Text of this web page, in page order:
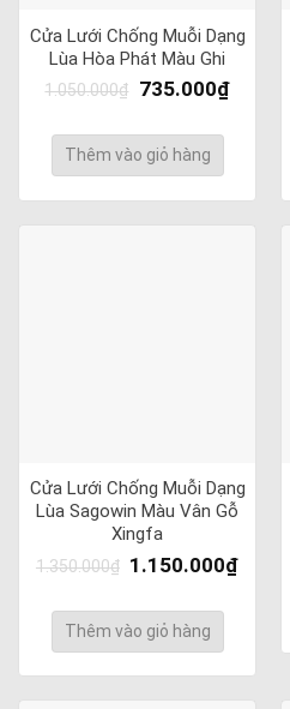
Cửa Lưới Chống Muỗi Dạng
Lùa Hòa Phát Màu Ghi
1.050.000₫ 735.000₫
Thêm vào giỏ hàng
Cửa Lưới Chống Muỗi Dạng
Lùa Sagowin Màu Vân Gỗ
Xingfa
1.350.000₫ 1.150.000₫
Thêm vào giỏ hàng